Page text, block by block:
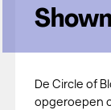
De Circle of
opgeroepen